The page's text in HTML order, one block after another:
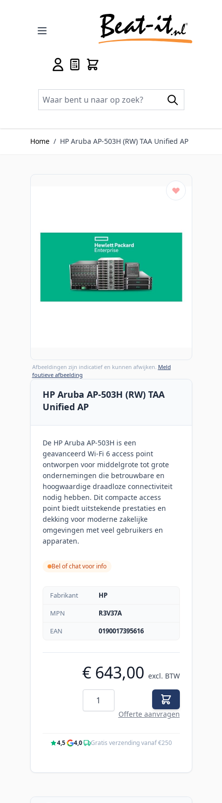
Home / HP Aruba AP-503H (RW) TAA Unified AP
Afbeeldingen zijn indicatief en kunnen afwijken. Meld
foutieve afbeelding
HP Aruba AP-503H (RW) TAA
Unified AP
De HP Aruba AP-503H is een
geavanceerd Wi-Fi 6 access point
ontworpen voor middelgrote tot grote
ondernemingen die betrouwbare en
hoogwaardige draadloze connectiviteit
nodig hebben. Dit compacte access
point biedt uitstekende prestaties en
dekking voor moderne zakelijke
omgevingen met veel gebruikers en
apparaten.
Bel of chat voor info
Fabrikant
HP
MPN
R3V37A
EAN
0190017395616
€ 643,00 excl. BTW
Aantal
Offerte aanvragen
4,5· 4,0· Gratis verzending vanaf €250